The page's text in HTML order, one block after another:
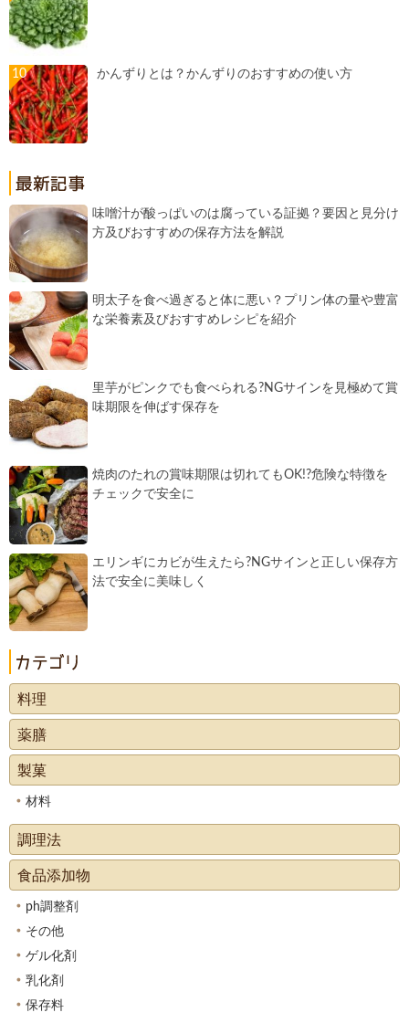
かんずりとは？かんずりのおすすめの使い方
味噌汁が酸っぱいのは腐っている証拠？要因と見分け
方及びおすすめの保存方法を解説
明太子を食べ過ぎると体に悪い？プリン体の量や豊富
な栄養素及びおすすめレシピを紹介
里芋がピンクでも食べられる?NGサインを見極めて賞
味期限を伸ばす保存を
焼肉のたれの賞味期限は切れてもOK!?危険な特徴を
チェックで安全に
エリンギにカビが生えたら?NGサインと正しい保存方
法で安全に美味しく
料理
薬膳
製菓
材料
調理法
食品添加物
ph調整剤
その他
ゲル化剤
乳化剤
保存料